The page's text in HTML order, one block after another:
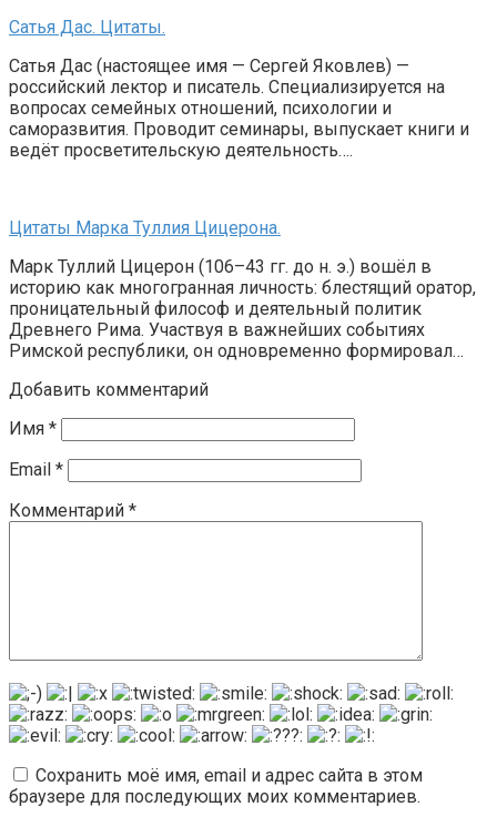
Сатья Дас. Цитаты.
Сатья Дас (настоящее имя — Сергей Яковлев) —
российский лектор и писатель. Специализируется на
вопросах семейных отношений, психологии и
саморазвития. Проводит семинары, выпускает книги и
ведёт просветительскую деятельность….
Цитаты Марка Туллия Цицерона.
Марк Туллий Цицерон (106–43 гг. до н. э.) вошёл в
историю как многогранная личность: блестящий оратор,
проницательный философ и деятельный политик
Древнего Рима. Участвуя в важнейших событиях
Римской республики, он одновременно формировал…
Добавить комментарий
Имя *
Email *
Комментарий *
Сохранить моё имя, email и адрес сайта в этом
браузере для последующих моих комментариев.